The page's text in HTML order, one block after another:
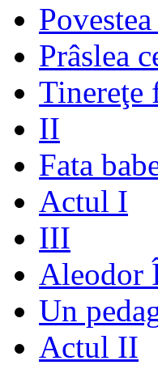
Prâslea
Tinereţe
II
Fata
Actul I
III
Aleodor
Un
Actul II